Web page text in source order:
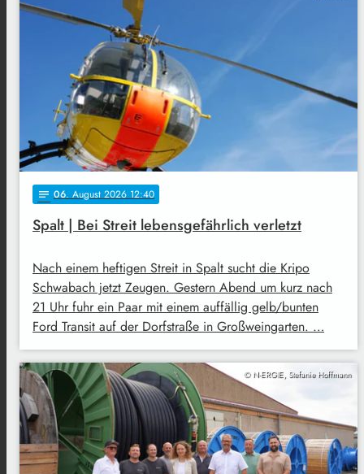
notes 06. August 2026 12:40
Spalt | Bei Streit lebensgefährlich verletzt
Nach einem heftigen Streit in Spalt sucht die Kripo
Schwabach jetzt Zeugen. Gestern Abend um kurz nach
21 Uhr fuhr ein Paar mit einem auffällig gelb/bunten
Ford Transit auf der Dorfstraße in Großweingarten. …
© N-ERGIE, Stefanie Hoffmann